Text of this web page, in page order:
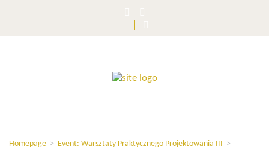
Homepage > Event: Warsztaty Praktycznego Projektowania III >